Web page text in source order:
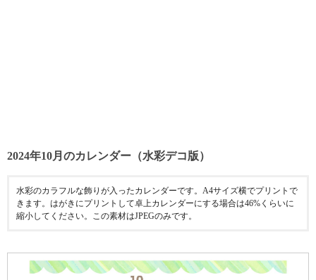
2024年10月のカレンダー（水彩デコ版）
水彩のカラフルな飾りが入ったカレンダーです。A4サイズ横でプリントで
きます。はがきにプリントして卓上カレンダーにする場合は46%くらいに
縮小してください。この素材はJPEGのみです。